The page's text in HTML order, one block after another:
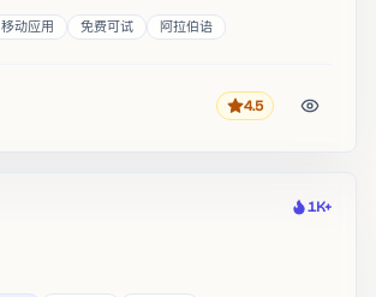
移动应用 免费可试 阿拉伯语
评分4.5
热度
1K+